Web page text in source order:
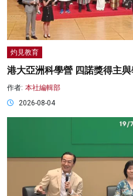
灼見教育
港大亞洲科學營 四諾獎得主
作者: 本社編輯部
2026-08-04